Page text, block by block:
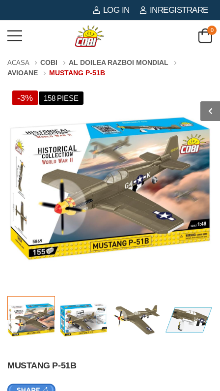
LOG IN INREGISTRARE
0
ACASA COBI
AL DOILEA RAZBOI MONDIAL
AVIOANE
MUSTANG P-51B
-3% 158 PIESE
MUSTANG P-51B